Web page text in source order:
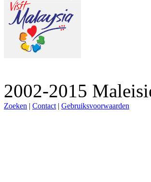
2002-2015
Zoeken | Contact | Gebruiksvoorwaarden